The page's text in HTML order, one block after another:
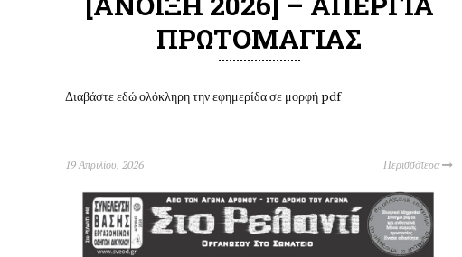
ΠΡΩΤΟΜΑΓΙΑΣ
Διαβάστε εδώ ολόκληρη την εφημερίδα σε μορφή pdf
19 Απριλίου, 2026 Περισσότερα